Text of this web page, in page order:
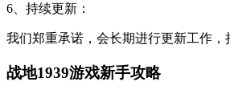
6、持续更新：
我们郑重承诺，会长期进行更新工作，
战地1939游戏新手攻略